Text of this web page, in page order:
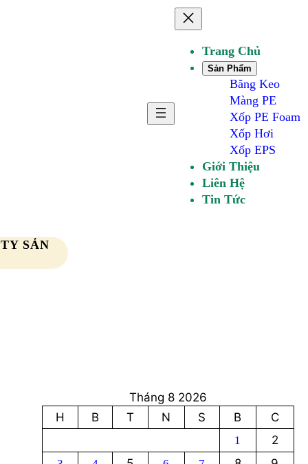
Trang Chủ
Sản Phẩm
Băng Keo
Màng PE
Xốp PE Foam
Xốp Hơi
Xốp EPS
Giới Thiệu
Liên Hệ
Tin Tức
SẢN
Tháng 8 2026
H
B T N S B C
1 2